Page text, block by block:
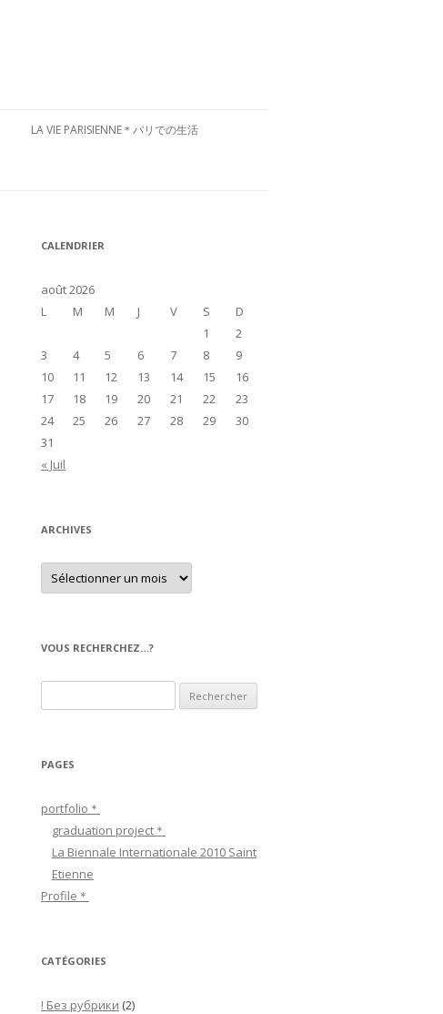
LA VIE PARISIENNE＊パリでの生活
メ
VISITE DE LA FRANCE＊フランス国
内お散歩
CALENDRIER
août 2026
L
M M J V S D
« Juil
1
2
3
4 5 6 7 8
9
10
11 12 13 14 15
16
17
18 19 20 21 22
23
24
25 26 27 28 29
30
31
ARCHIVES
A
c
e
s
VOUS RECHERCHEZ…?
e
h
r
PAGES
portfolio＊
graduation project＊
La Biennale Internationale 2010 Saint
Etienne
Profile＊
CATÉGORIES
! Без рубрики (2)